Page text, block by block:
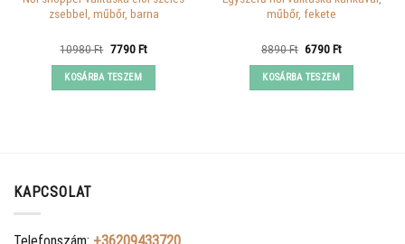
zsebbel, műbőr, barna
10980Ft Original
was:
10980 Ft.
7790FtCurrent
KOSÁRBA TESZEM
műbőr, fekete
8890Ft Original
was:
8890 Ft.
6790FtCurrent
KOSÁRBA TESZEM
KAPCSOLAT